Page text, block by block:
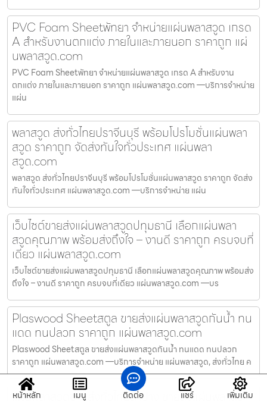
PVC Foam Sheetพัทยา จำหน่ายแผ่นพลาสวูด เกรด
A สำหรับงานตกแต่ง ภายในและภายนอก ราคาถูก แผ่
นพลาสวูด.com
PVC Foam Sheetพัทยา จำหน่ายแผ่นพลาสวูด เกรด A สำหรับงาน
ตกแต่ง ภายในและภายนอก ราคาถูก แผ่นพลาสวูด.com —บริการจำหน่าย
แผ่น
พลาสวูด ส่งทั่วไทยปราจีนบุรี พร้อมโปรโมชั่นแผ่นพลา
สวูด ราคาถูก จัดส่งทันใจทั่วประเทศ แผ่นพลา
สวูด.com
พลาสวูด ส่งทั่วไทยปราจีนบุรี พร้อมโปรโมชั่นแผ่นพลาสวูด ราคาถูก จัดส่ง
ทันใจทั่วประเทศ แผ่นพลาสวูด.com —บริการจำหน่าย แผ่น
เว็บไซต์ขายส่งแผ่นพลาสวูดปทุมธานี เลือกแผ่นพลา
สวูดคุณภาพ พร้อมส่งถึงใจ – งานดี ราคาถูก ครบจบที่
เดียว แผ่นพลาสวูด.com
เว็บไซต์ขายส่งแผ่นพลาสวูดปทุมธานี เลือกแผ่นพลาสวูดคุณภาพ พร้อมส่ง
ถึงใจ – งานดี ราคาถูก ครบจบที่เดียว แผ่นพลาสวูด.com —บร
Plaswood Sheetสตูล ขายส่งแผ่นพลาสวูดกันน้ำ ทน
แดด ทนปลวก ราคาถูก แผ่นพลาสวูด.com
Plaswood Sheetสตูล ขายส่งแผ่นพลาสวูดกันน้ำ ทนแดด ทนปลวก
ราคาถูก แผ่นพลาสวูด.com —บริการจำหน่าย แผ่นพลาสวูด, ส่งทั่วไทย ค
แผ่นพลาสวูดขายส่งทั่วไทยลำปาง ขายส่งแผ่นพลาสวู
หน้าหลัก เมนู ติดต่อ แชร์ เพิ่มเติม